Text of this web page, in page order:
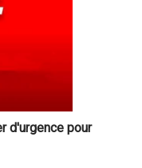
d'urgence pour